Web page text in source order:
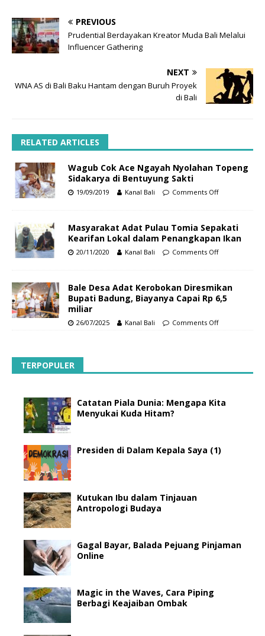
PREVIOUS
Prudential Berdayakan Kreator Muda Bali Melalui
Influencer Gathering
NEXT
WNA AS di Bali Baku Hantam dengan Buruh Proyek
di Bali
RELATED ARTICLES
Wagub Cok Ace Ngayah Nyolahan Topeng
Sidakarya di Bentuyung Sakti
19/09/2019 Kanal Bali Comments Off
Masyarakat Adat Pulau Tomia Sepakati
Kearifan Lokal dalam Penangkapan Ikan
20/11/2020 Kanal Bali Comments Off
Bale Desa Adat Kerobokan Diresmikan
Bupati Badung, Biayanya Capai Rp 6,5
miliar
26/07/2025 Kanal Bali Comments Off
TERPOPULER
Catatan Piala Dunia: Mengapa Kita
Menyukai Kuda Hitam?
Presiden di Dalam Kepala Saya (1)
Kutukan Ibu dalam Tinjauan
Antropologi Budaya
Gagal Bayar, Balada Pejuang Pinjaman
Online
Magic in the Waves, Cara Piping
Berbagi Keajaiban Ombak